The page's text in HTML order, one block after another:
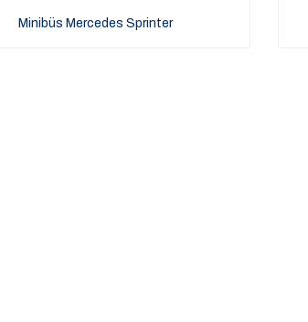
Minibüs Mercedes Sprinter